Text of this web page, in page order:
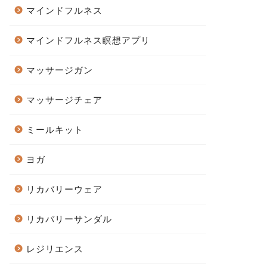
マインドフルネス
マインドフルネス瞑想アプリ
マッサージガン
マッサージチェア
ミールキット
ヨガ
リカバリーウェア
リカバリーサンダル
レジリエンス